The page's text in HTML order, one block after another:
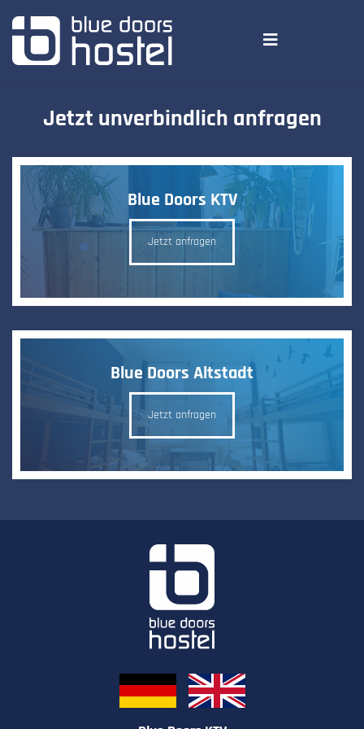
Jetzt unverbindlich anfragen
Blue Doors KTV
Jetzt anfragen
Blue Doors Altstadt
Jetzt anfragen